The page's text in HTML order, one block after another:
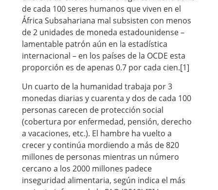
de cada 100 seres humanos que viven en el
África Subsahariana mal subsisten con menos
de 2 unidades de moneda estadounidense –
lamentable patrón aún en la estadística
internacional – en los países de la OCDE esta
proporción es de apenas 0.7 por cada cien.[1]
Un cuarto de la humanidad trabaja por 3
monedas diarias y cuarenta y dos de cada 100
personas carecen de protección social
(cobertura por enfermedad, pensión, derecho
a vacaciones, etc.). El hambre ha vuelto a
crecer y continúa mordiendo a más de 820
millones de personas mientras un número
cercano a los 2000 millones padece
inseguridad alimentaria, según indica el más